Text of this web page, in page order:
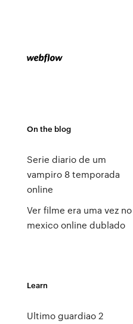
On the blog
Serie diario de um
vampiro 8 temporada
online
Ver filme era uma vez no
mexico online dublado
Learn
Ultimo guardiao 2